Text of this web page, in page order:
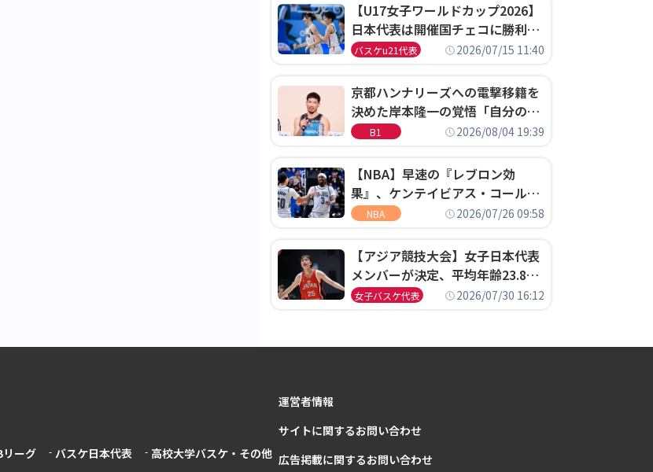
【U17女子ワールドカップ2026】
日本代表は開催国チェコに勝利し
て予選グループ3連勝で首位通
決定
バスケu21代表 2026/07/15 11:40
京都ハンナリーズへの電撃移籍を
決めた岸本隆一の覚悟「自分のエ
ゴというちっぽけなことのため
B1 2026/08/04 19:39
【NBA】早速の『レブロン効
果』、ケンテイビアス・コールド
ウェル・ポープがセブンティシク
NBA 2026/07/26 09:58
【アジア競技大会】女子日本代表
メンバーが決定、平均年齢23.8歳
のフレッシュなメンバーが日本開
女子バスケ代表 2026/07/30 16:12
リーグ バスケ日本代表 高校大学バスケ・その他
運営者情報
サイトに関するお問い合わせ
広告掲載に関するお問い合わせ